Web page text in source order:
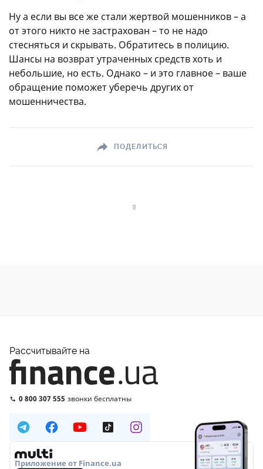
Ну а если вы все же стали жертвой мошенников – а
от этого никто не застрахован – то не надо
стесняться и скрывать. Обратитесь в полицию.
Шансы на возврат утраченных средств хоть и
небольшие, но есть. Однако – и это главное – ваше
обращение поможет уберечь других от
мошенничества.
ПОДЕЛИТЬСЯ
Рассчитывайте на
0 800 307 555 звонки бесплатны
Приложение от Finance.ua